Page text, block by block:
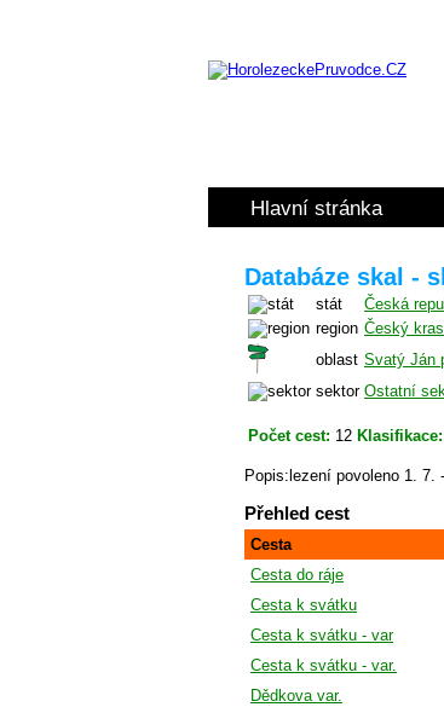
Hlavní stránka
Databáze skal -
stát
Česká
region Český kras
oblast Svatý Ján
sektor Ostatní
Počet cest: 12 Klasifikace:
Popis:lezení povoleno 1. 7.
Přehled cest
Cesta
Cesta do ráje
Cesta k svátku
Cesta k svátku - var
Cesta k svátku - var.
Dědkova var.